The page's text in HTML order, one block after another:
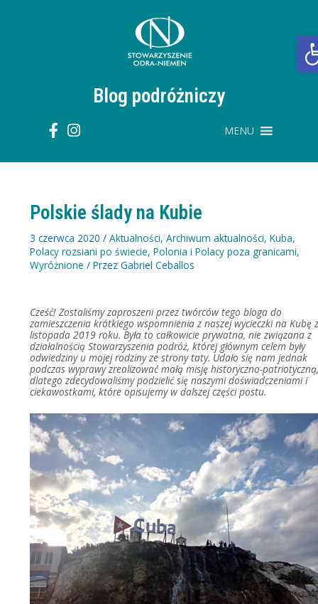
Blog podróżniczy
MENU
Polskie ślady na Kubie
3 czerwca 2020/Aktualności,Archiwum aktualności,Kuba,
Polacy rozsiani po świecie,Polonia i Polacy poza granicami,
Wyróżnione / PrzezGabriel Ceballos
Cześć! Zostaliśmy zaproszeni przez twórców tego bloga do
zamieszczenia krótkiego wspomnienia z naszej wycieczki na Kubę
listopada 2019 roku. Była to całkowicie prywatna, nie związana z
działalnością Stowarzyszenia podróż, której głównym celem były
odwiedziny u mojej rodziny ze strony taty. Udało się nam jednak
podczas wyprawy zrealizować małą misję historyczno-
dlatego zdecydowaliśmy podzielić się naszymi doświadczeniami i
ciekawostkami, które opisujemy w dalszej części postu.